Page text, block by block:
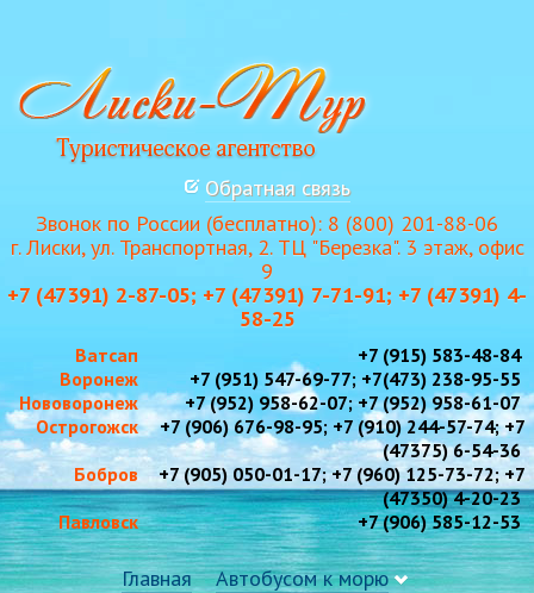
Обратная связь
Звонок по России (бесплатно): 8 (800) 201-88-06
г. Лиски, ул. Транспортная, 2. ТЦ "Березка". 3 этаж, офис
9
+7 (47391) 2-87-05; +7 (47391) 7-71-91; +7 (47391) 4-
58-25
Ватсап
+7 (915) 583-48-84
Воронеж
+7 (951) 547-69-77; +7(473) 238-95-55
Нововоронеж
+7 (952) 958-62-07; +7 (952) 958-61-07
Острогожск
+7 (906) 676-98-95; +7 (910) 244-57-74; +7
(47375) 6-54-36
Бобров
+7 (905) 050-01-17; +7 (960) 125-73-72; +7
(47350) 4-20-23
Павловск
+7 (906) 585-12-53
Главная
Автобусом к морю